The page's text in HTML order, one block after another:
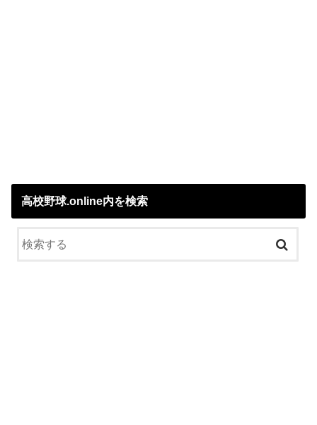
高校野球.online内を検索